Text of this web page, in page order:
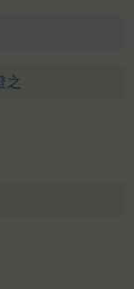
之